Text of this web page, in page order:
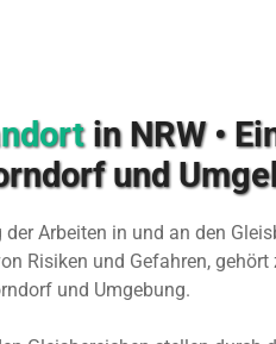
in NRW •
und
Arbeiten in und an den
Risiken und Gefahren, gehört
und Umgebung.